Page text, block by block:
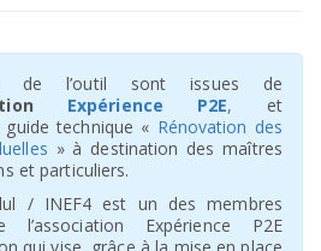
de l’outil sont issues de
Expérience P2E, et
technique « Rénovation des
» à destination des maîtres
et particuliers.
/ INEF4 est un des membres
l’association Expérience P2E